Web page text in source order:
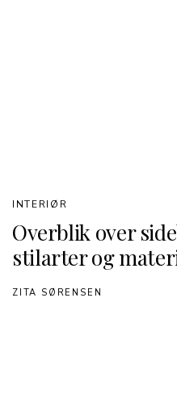
Overblik over
stilarter og
INTERIØR
ZITA SØRENSEN